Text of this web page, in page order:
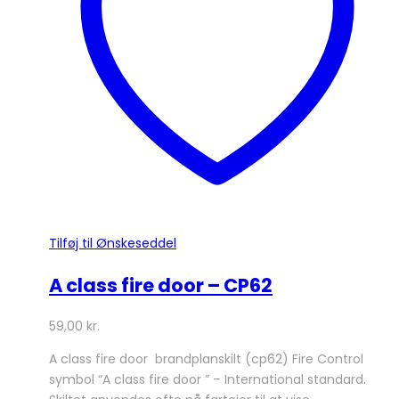
Tilføj til Ønskeseddel
A class fire door – CP62
59,00 kr.
A class fire door brandplanskilt (cp62) Fire Control
symbol “A class fire door ” – International standard.